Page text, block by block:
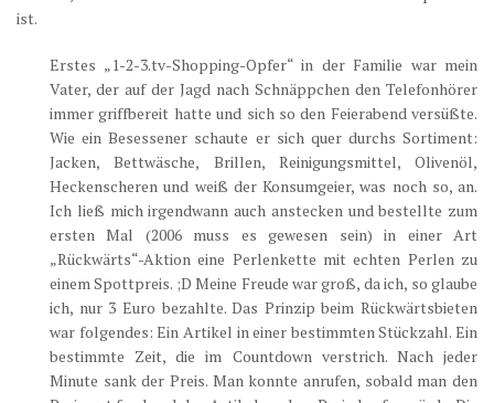
ist.
Erstes „1-2-3.tv-Shopping-Opfer“ in der Familie war mein
Vater, der auf der Jagd nach Schnäppchen den Telefonhörer
immer griffbereit hatte und sich so den Feierabend versüßte.
Wie ein Besessener schaute er sich quer durchs Sortiment:
Jacken, Bettwäsche, Brillen, Reinigungsmittel, Olivenöl,
Heckenscheren und weiß der Konsumgeier, was noch so, an.
Ich ließ mich irgendwann auch anstecken und bestellte zum
ersten Mal (2006 muss es gewesen sein) in einer Art
„Rückwärts“-Aktion eine Perlenkette mit echten Perlen zu
einem Spottpreis. ;D Meine Freude war groß, da ich, so glaube
ich, nur 3 Euro bezahlte. Das Prinzip beim Rückwärtsbieten
war folgendes: Ein Artikel in einer bestimmten Stückzahl. Ein
bestimmte Zeit, die im Countdown verstrich. Nach jeder
Minute sank der Preis. Man konnte anrufen, sobald man den